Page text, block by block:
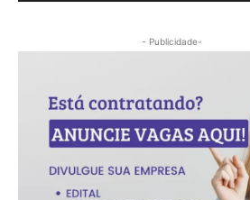
- Publicidade-